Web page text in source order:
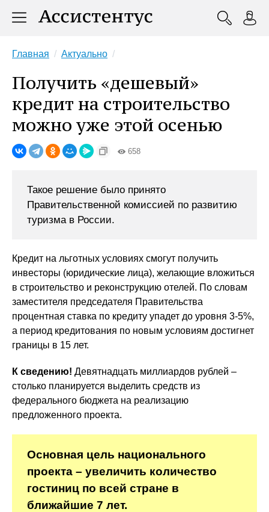
Главная Актуально
Получить «дешевый»
кредит на строительство
можно уже этой осенью
658
Такое решение было принято
Правительственной комиссией по развитию
туризма в России.
Кредит на льготных условиях смогут получить
инвесторы (юридические лица), желающие вложиться
в строительство и реконструкцию отелей. По словам
заместителя председателя Правительства
процентная ставка по кредиту упадет до уровня 3-5%,
а период кредитования по новым условиям достигнет
границы в 15 лет.
К сведению! Девятнадцать миллиардов рублей –
столько планируется выделить средств из
федерального бюджета на реализацию
предложенного проекта.
Основная цель национального
проекта – увеличить количество
гостиниц по всей стране в
ближайшие 7 лет.